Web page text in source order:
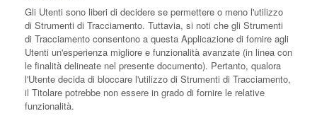
Gli Utenti sono liberi di decidere se permettere o meno l'utilizzo
di Strumenti di Tracciamento. Tuttavia, si noti che gli Strumenti
di Tracciamento consentono a questa Applicazione di fornire agli
Utenti un'esperienza migliore e funzionalità avanzate (in linea con
le finalità delineate nel presente documento). Pertanto, qualora
l'Utente decida di bloccare l'utilizzo di Strumenti di Tracciamento,
il Titolare potrebbe non essere in grado di fornire le relative
funzionalità.